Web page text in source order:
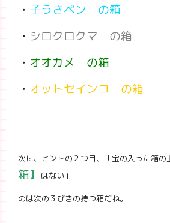
・ 子うさペン の箱
・ シロクロクマ の箱
・ オオカメ の箱
・ オットセインコ の箱
次に、ヒントの２つ目、「宝の入った箱の
箱】
はない」
のは次の３びきの持つ箱だね。